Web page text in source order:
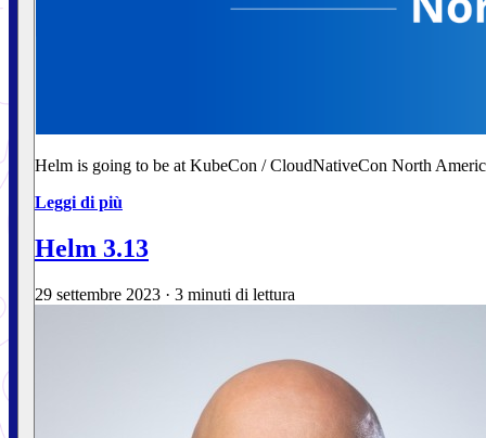
Helm is going to be at KubeCon / CloudNativeCon North
Leggi di più
Helm 3.13
29 settembre 2023 · 3 minuti di lettura